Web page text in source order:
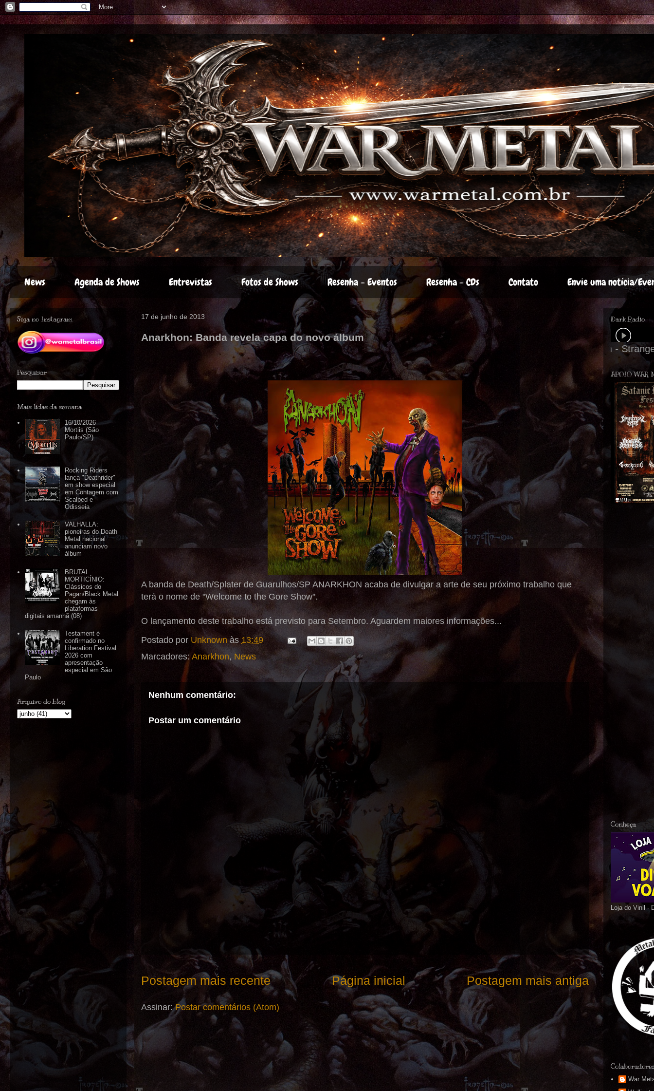
News Agenda de Shows Entrevistas Fotos de Shows Resenha - Eventos Resenha - CDs Contato Envie uma notícia/
17 de junho de 2013
Anarkhon: Banda revela capa do novo álbum
A banda de Death/Splater de Guarulhos/SP ANARKHON acaba de divulgar a arte de seu próximo trabalho que
terá o nome de "Welcome to the Gore Show".
O lançamento deste trabalho está previsto para Setembro. Aguardem maiores informações...
Postado por Unknown às 13:49
Marcadores: Anarkhon, News
Nenhum comentário:
Postar um comentário
Postagem mais recente Postagem mais antiga
Página inicial
Assinar:Postar comentários (Atom)
Siga no Instagram
Pesquisar
Mais lidas da semana
16/10/2026 -
Mortiis (São
Paulo/SP)
Rocking Riders
lança "Deathrider"
em show especial
em Contagem com
Scalped e
Odisseia
VALHALLA:
pioneiras do Death
Metal nacional
anunciam novo
álbum
BRUTAL
MORTICÍNIO:
Clássicos do
Pagan/Black Metal
chegam às
plataformas
digitais amanhã (08)
Testament é
confirmado no
Liberation Festival
2026 com
apresentação
especial em São
Paulo
Arquivo do blog
Dark Radio
APOIO WAR
Conheça
Loja do Vinil -
War